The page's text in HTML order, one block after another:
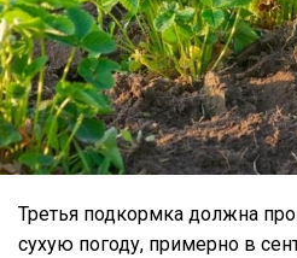
Третья подкормка должна
сухую погоду, примерно в